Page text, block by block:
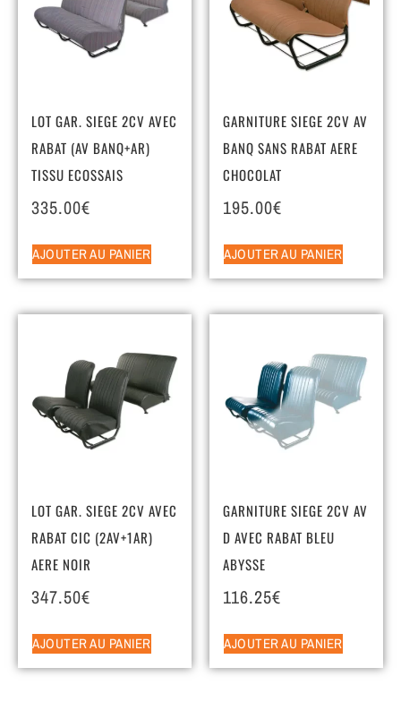
LOT GAR. SIEGE 2CV AVEC
RABAT (AV BANQ+AR)
TISSU ECOSSAIS
335.00€
AJOUTER AU PANIER
GARNITURE SIEGE 2CV AV
BANQ SANS RABAT AERE
CHOCOLAT
195.00€
AJOUTER AU PANIER
LOT GAR. SIEGE 2CV AVEC
RABAT CIC (2AV+1AR)
AERE NOIR
347.50€
AJOUTER AU PANIER
GARNITURE SIEGE 2CV AV
D AVEC RABAT BLEU
ABYSSE
116.25€
AJOUTER AU PANIER